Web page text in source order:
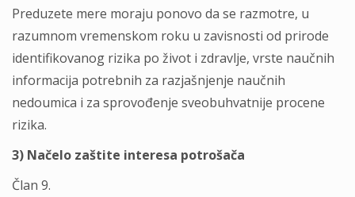
Preduzete mere moraju ponovo da se razmotre, u
razumnom vremenskom roku u zavisnosti od prirode
identifikovanog rizika po život i zdravlјe, vrste naučnih
informacija potrebnih za razjašnjenje naučnih
nedoumica i za sprovođenje sveobuhvatnije procene
rizika.
3) Načelo zaštite interesa potrošača
Član 9.